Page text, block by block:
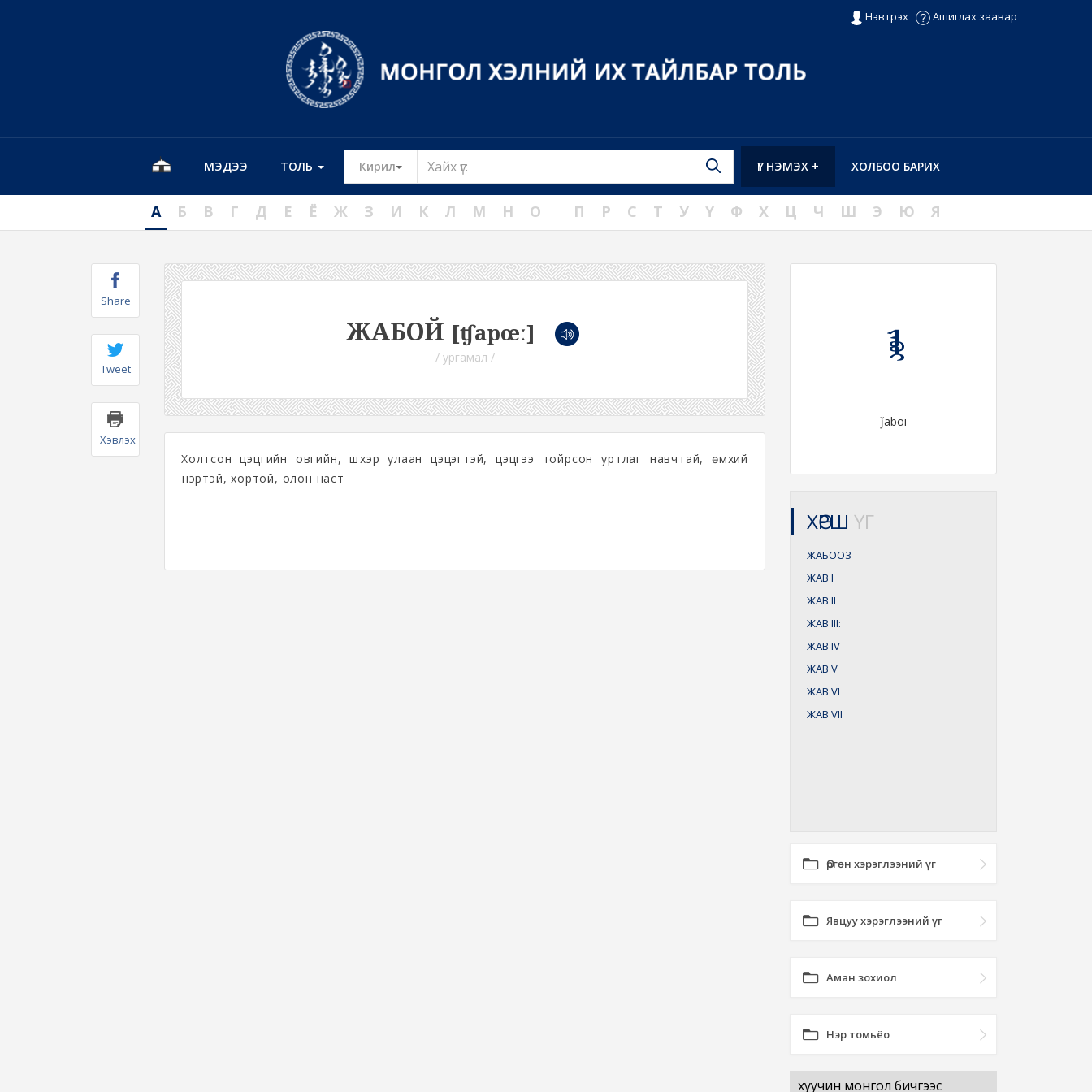
Нэвтрэх Ашиглах заавар
МЭДЭЭ ТОЛЬ Кирил Toggle Dropdown ХОЛБОО БАРИХ
ҮГ НЭМЭХ +
А Б В Г Д Е Ё Ж З И К Л М Н О П Р С Т У Ү Ф Х Ц Ч Ш Э Ю Я
Share
Tweet
Хэвлэх
ЖАБОЙ [ʧapœː]
/ ургамал /
Холтсон цэцгийн овгийн, шүхэр улаан цэцэгтэй, цэцгээ тойрсон уртлаг навчтай, өмхий
үнэртэй, хортой, олон наст
ᠵᠠᠪᠣᠢ
ǰaboi
ХӨРШ ҮГ
ЖАБООЗ
ЖАВ I
ЖАВ II
ЖАВ III:
ЖАВ IV
ЖАВ V
ЖАВ VI
ЖАВ VII
Өргөн хэрэглээний үг
Явцуу хэрэглээний үг
Аман зохиол
Нэр томьёо
хуучин монгол бичгээс